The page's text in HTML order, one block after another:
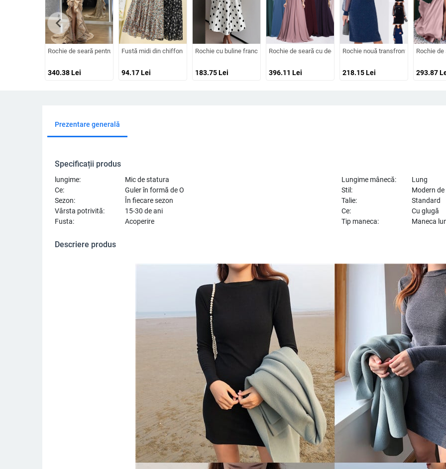
Rochie de seară pentru femei cu mâneci lungi, talie înaltă, fustă lungă, țesătură spray metalică, poliester 95%+
340.38Lei
Fustă midi din chiffon floral, talie elastică, croială A-line, plus size, siluetă drapată
94.17Lei
Rochie cu buline franceze Amazon 2025 de vară retro cu temperament nou, talie subțire,
183.75Lei
Rochie de seară cu decolteu adânc în V, mâneci clopot,
396.11 Lei
Rochie nouă transfrontalieră din
218.15Lei
Rochie
293.87
chevron_left
Prezentare generală
Specificații produs
lungime: Mic de statura Lungime mânecă:
Lung
Ce:
Guler în formă de O Stil:
Modern de
Sezon:
În fiecare sezon Talie:
Standard
Vârsta potrivită:
15-30 de ani Ce:
Cu glugă
Fusta:
Acoperire Tip maneca: Maneca
Descriere produs